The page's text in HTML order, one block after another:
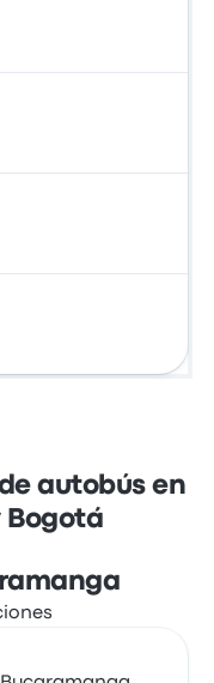
autobús en
Bogotá